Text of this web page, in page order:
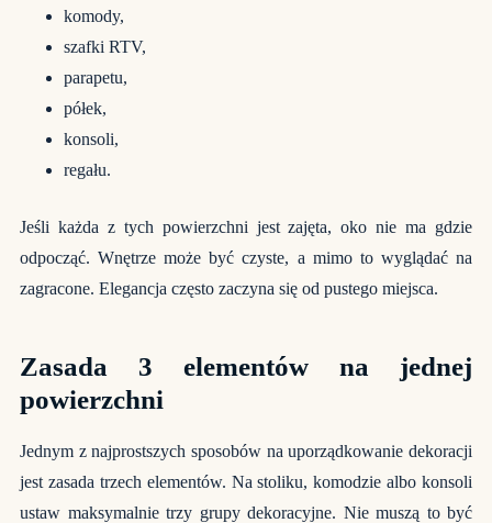
komody,
szafki RTV,
parapetu,
półek,
konsoli,
regału.
Jeśli każda z tych powierzchni jest zajęta, oko nie ma gdzie
odpocząć. Wnętrze może być czyste, a mimo to wyglądać na
zagracone. Elegancja często zaczyna się od pustego miejsca.
Zasada 3 elementów na jednej
powierzchni
Jednym z najprostszych sposobów na uporządkowanie dekoracji
jest zasada trzech elementów. Na stoliku, komodzie albo konsoli
ustaw maksymalnie trzy grupy dekoracyjne. Nie muszą to być